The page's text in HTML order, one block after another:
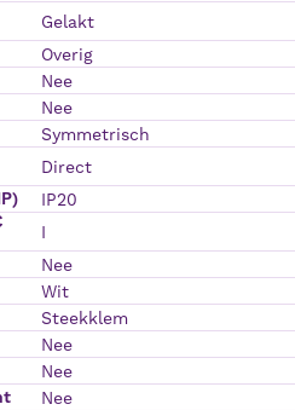
Gelakt
Overig
Nee
Nee
Symmetrisch
Direct
IP20
I
Nee
Wit
Steekklem
Nee
Nee
Nee